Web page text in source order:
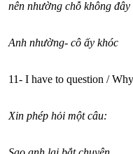
nên nhường chỗ không đây
Anh nhường- cô ấy khóc
11- I have to question /
Xin phép hỏi một câu: